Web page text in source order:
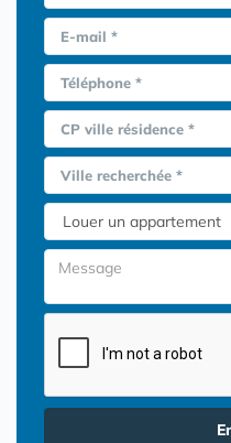
E-mail *
Téléphone *
CP ville résidence *
Ville recherchée *